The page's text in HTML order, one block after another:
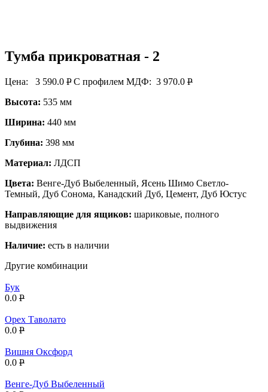
Тумба прикроватная - 2
Цена: 3 590.0 P С профилем МДФ: 3 970.0 P
Высота: 535 мм
Ширина: 440 мм
Глубина: 398 мм
Материал: ЛДСП
Цвета: Венге-Дуб Выбеленный, Ясень Шимо Светло-
Темный, Дуб Сонома, Канадский Дуб, Цемент, Дуб Юстус
Направляющие для ящиков: шариковые, полного
выдвижения
Наличие: есть в наличии
Другие комбинации
Бук
0.0 P
Орех Таволато
0.0 P
Вишня Оксфорд
0.0 P
Венге-Дуб Выбеленный